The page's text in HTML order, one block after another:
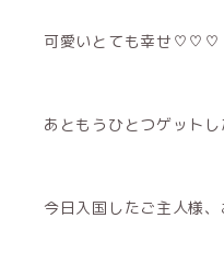
可愛いとても幸せ♡♡♡
あともうひとつゲット
今日入国したご主人様